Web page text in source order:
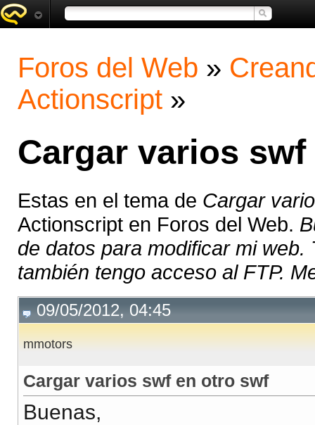
Foros del Web »
Actionscript »
Cargar varios
Estas en el tema de Cargar
Actionscript en Foros del Web.
de datos para modificar mi web.
también tengo acceso al FTP.
09/05/2012, 04:45
mmotors
Cargar varios swf en otro swf
Buenas,